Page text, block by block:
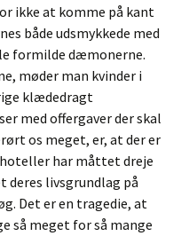
ikke at komme på kant
både udsmykkede med
formilde dæmonerne.
møder man kvinder i
klædedragt
med offergaver der skal
os meget, er, at der er
har måttet dreje
deres livsgrundlag på
Det er en tragedie, at
så meget for så mange